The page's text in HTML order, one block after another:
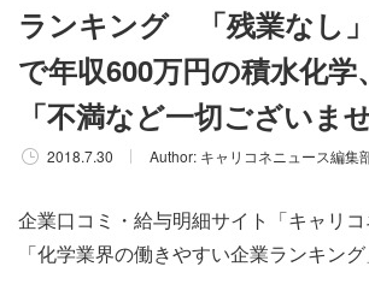
ランキング 「残業なし
で年収600万円の積水化学
「不満など一切ございま
2018.7.30 Author: キャリコネニュース編集
企業口コミ・給与明細サイト「キャリコ
「化学業界の働きやすい企業ランキング